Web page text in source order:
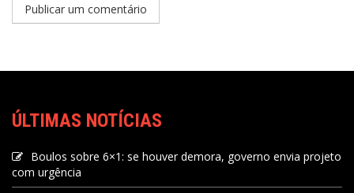
ÚLTIMAS NOTÍCIAS
Boulos sobre 6×1: se houver demora, governo envia projeto
com urgência